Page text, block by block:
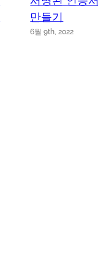
만들기
6월 9th, 2022